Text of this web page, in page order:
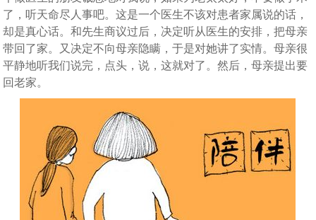
了，听天命尽人事吧。这是一个医生不该对患者家属说的话，
却是真心话。和先生商议过后，决定听从医生的安排，把母亲
带回了家。又决定不向母亲隐瞒，于是对她讲了实情。母亲很
平静地听我们说完，点头，说，这就对了。然后，母亲提出要
回老家。